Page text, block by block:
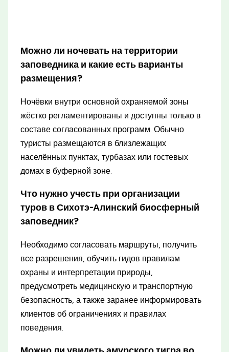
Можно ли ночевать на территории
заповедника и какие есть варианты
размещения?
Ночёвки внутри основной охраняемой зоны
жёстко регламентированы и доступны только в
составе согласованных программ. Обычно
туристы размещаются в близлежащих
населённых пунктах, турбазах или гостевых
домах в буферной зоне.
Что нужно учесть при организации
туров в Сихотэ-Алинский биосферный
заповедник?
Необходимо согласовать маршруты, получить
все разрешения, обучить гидов правилам
охраны и интерпретации природы,
предусмотреть медицинскую и транспортную
безопасность, а также заранее информировать
клиентов об ограничениях и правилах
поведения.